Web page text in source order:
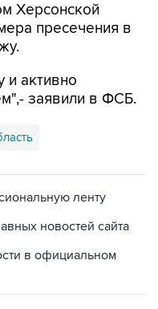
Херсонской
пресечения в
и активно
заявили в ФСБ.
ленту
новостей сайта
в официальном